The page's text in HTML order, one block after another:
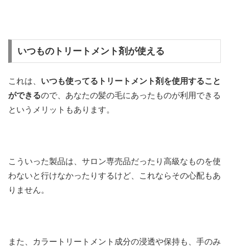
いつものトリートメント剤が使える
これは、 いつも使ってるトリートメント剤を使用すること
ができるので、あなたの髪の毛にあったものが利用できる
というメリットもあります。
こういった製品は、サロン専売品だったり高級なものを使
わないと行けなかったりするけど、これならその心配もあ
りません。
また、カラートリートメント成分の浸透や保持も、手のみ